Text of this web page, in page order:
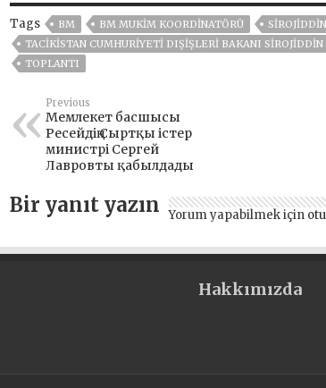
Tags BM BM MUKIM KOORDINATÖRÜ
TACIKISTAN CUMHURIYETI DIŞIŞLERI BAKANI
TOPLANTI
Previous
Мемлекет басшысы
Ресейдің Сыртқы істер
министрі Сергей
Лавровты қабылдады
Bir yanıt yazın Yorum yapabilmek için
Hakkımızda